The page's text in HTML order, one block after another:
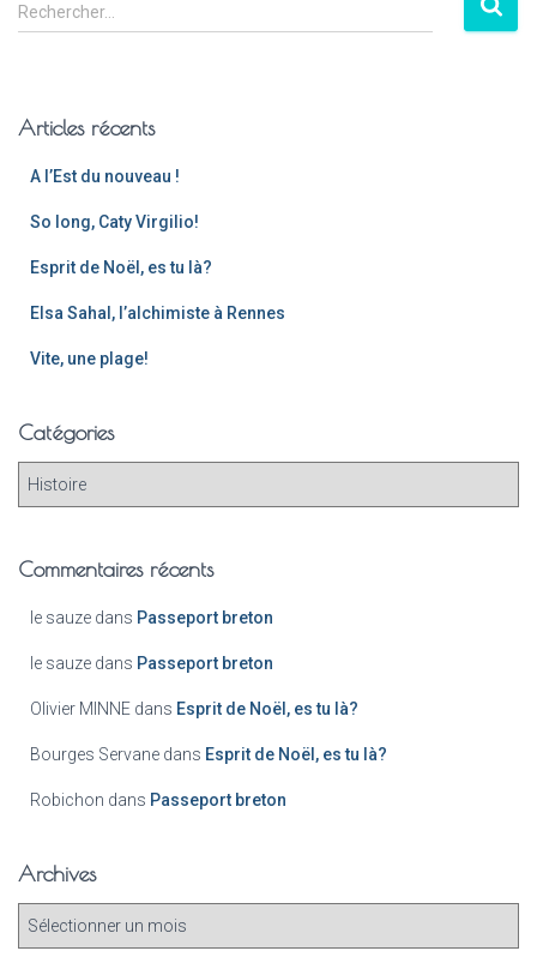
Rechercher…
Articles récents
A l’Est du nouveau !
So long, Caty Virgilio!
Esprit de Noël, es tu là?
Elsa Sahal, l’alchimiste à Rennes
Vite, une plage!
Catégories
Commentaires récents
le sauze dans Passeport breton
le sauze dans Passeport breton
Olivier MINNE dans Esprit de Noël, es tu là?
Bourges Servane dans Esprit de Noël, es tu là?
Robichon dans Passeport breton
Archives